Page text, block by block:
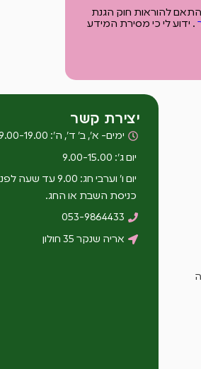
להוראות חוק הגנת
. ידוע לי כי מסירת המידע
יצירת קשר
ימים- א’, ב’ ד’, ה’: 9.00-19.00
יום ג’: 9.00-15.00
יום ו’ וערבי חג: 9.00 עד שעה
כניסת השבת או החג.
053-9864433
אריה שנקר 35 חולון